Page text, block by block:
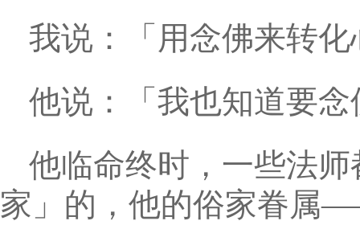
我说：「用念佛来转
他说：「我也知道要
他临命终时，一些法
家」的，他的俗家眷属